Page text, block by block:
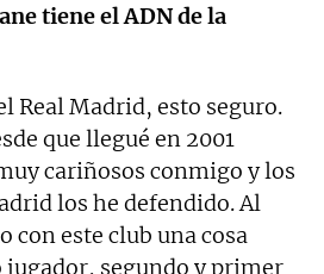
tiene el ADN de la
Real Madrid, esto seguro.
que llegué en 2001
cariñosos conmigo y los
los he defendido. Al
con este club una cosa
jugador, segundo y primer